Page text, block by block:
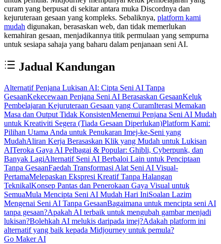
curam yang berpusat di sekitar antara muka Discordnya dan
kejuruteraan gesaan yang kompleks. Sebaliknya, platform kami
mudah digunakan, berasaskan web, dan tidak memerlukan
kemahiran gesaan, menjadikannya titik permulaan yang sempurna
untuk sesiapa sahaja yang baharu dalam penjanaan seni AI.
Jadual Kandungan
Alternatif Penjana Lukisan AI: Cipta Seni AI Tanpa
GesaanKekecewaan Penjana Seni AI Berasaskan GesaanKeluk
Pembelajaran Kejuruteraan Gesaan yang CuramIterasi Memakan
Masa dan Output Tidak KonsistenMenemui Penjana Seni AI Mudah
untuk Kreativiti Segera (Tiada Gesaan Diperlukan)Platform Kami:
Pilihan Utama Anda untuk Penukaran Imej-ke-Seni yang
MudahAliran Kerja Berasaskan Klik yang Mudah untuk Lukisan
AITeroka Gaya AI Pelbagai & Popular: Ghibli, Cyberpunk, dan
Banyak LagiAlternatif Seni AI Berbaloi Lain untuk Penciptaan
Tanpa GesaanFaedah Transformasi Alat Seni AI Visual-
PertamaMelepaskan Ekspresi Kreatif Tanpa Halangan
TeknikalKonsep Pantas dan Penerokaan Gaya Visual untuk
SemuaMula Mencipta Seni AI Mudah Hari IniSoalan Lazim
Mengenai Seni AI Tanpa GesaanBagaimana untuk mencipta seni AI
tanpa gesaan?Apakah AI terbaik untuk mengubah gambar menjadi
lukisan?Bolehkah AI melukis daripada imej?Adakah platform ini
alternatif yang baik kepada Midjourney untuk pemula?
Go Maker AI